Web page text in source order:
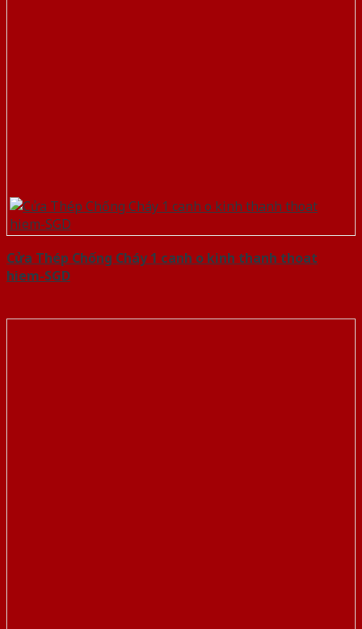
Cửa Thép Chống Cháy 1 canh o kinh thanh thoat
hiem-SGD